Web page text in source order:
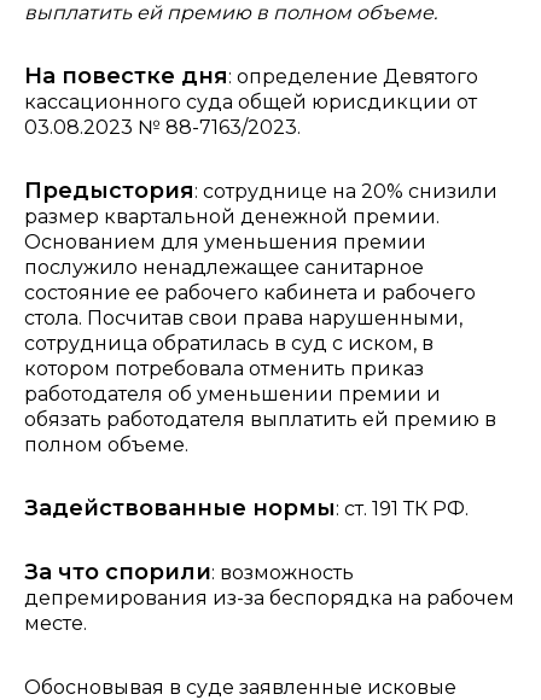
выплатить ей премию в полном объеме.
На повестке дня: определение Девятого
кассационного суда общей юрисдикции от
03.08.2023 № 88-7163/2023.
Предыстория: сотруднице на 20% снизили
размер квартальной денежной премии.
Основанием для уменьшения премии
послужило ненадлежащее санитарное
состояние ее рабочего кабинета и рабочего
стола. Посчитав свои права нарушенными,
сотрудница обратилась в суд с иском, в
котором потребовала отменить приказ
работодателя об уменьшении премии и
обязать работодателя выплатить ей премию в
полном объеме.
Задействованные нормы: ст. 191 ТК РФ.
За что спорили: возможность
депремирования из-за беспорядка на рабочем
месте.
Обосновывая в суде заявленные исковые